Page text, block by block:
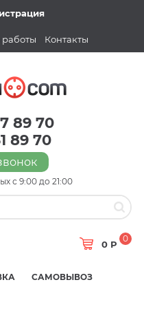
Контакты
89 70
89 70
с 9:00 до 21:00
0 Р
0
САМОВЫВОЗ